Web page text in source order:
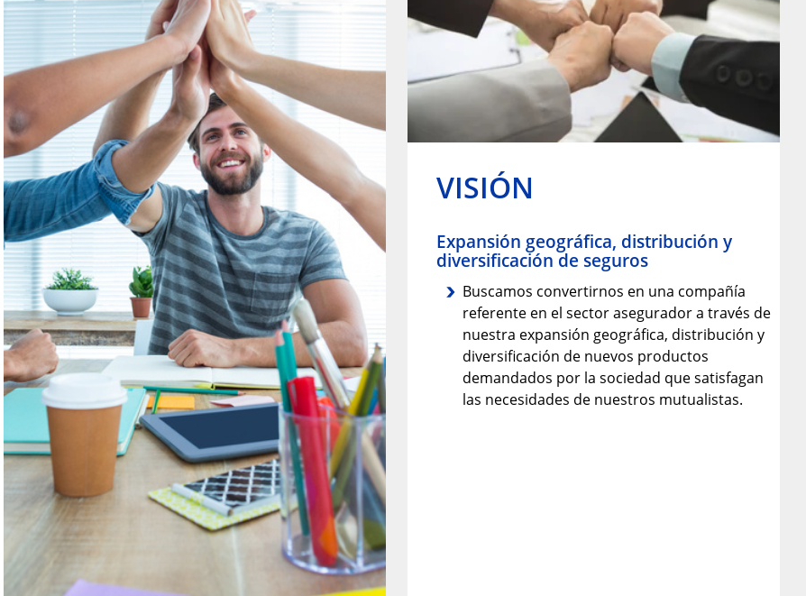
VISIÓN
Expansión geográfica, distribución y
diversificación de seguros
Buscamos convertirnos en una compañía
referente en el sector asegurador a través de
nuestra expansión geográfica, distribución y
diversificación de nuevos productos
demandados por la sociedad que satisfagan
las necesidades de nuestros mutualistas.